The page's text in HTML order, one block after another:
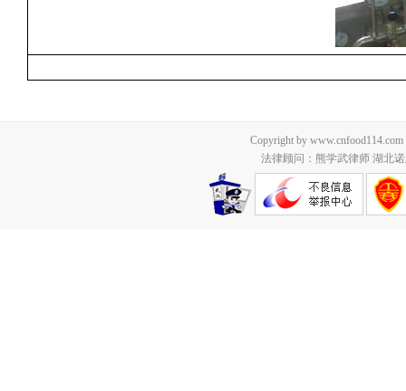
Copyright by
法律顾问：熊学武律师 湖北